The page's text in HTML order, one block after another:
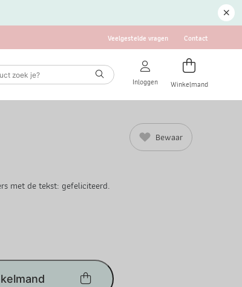
Veelgestelde vragen Contact
Inloggen Winkelmand
Bewaar
met de tekst: gefeliciteerd.